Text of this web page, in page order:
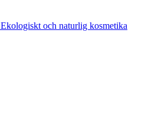
Ekologiskt och naturlig kosmetika